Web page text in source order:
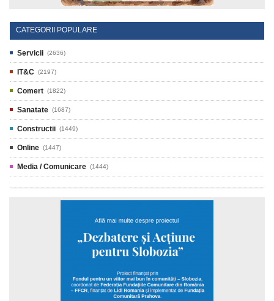
CATEGORII POPULARE
Servicii (2636)
IT&C (2197)
Comert (1822)
Sanatate (1687)
Constructii (1449)
Online (1447)
Media / Comunicare (1444)